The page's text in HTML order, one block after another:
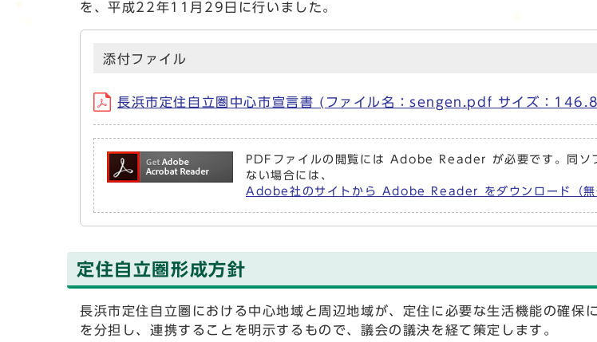
を、平成22年11月29日に行いました。
添付ファイル
長浜市定住自立圏中心市宣言書 (ファイル名：sengen.pdf サイズ：
PDFファイルの閲覧には Adobe Reader が必要です。同ソ
ない場合には、
Adobe社のサイトから Adobe Reader をダウンロード（無
定住自立圏形成方針
長浜市定住自立圏における中心地域と周辺地域が、定住に必要な生活機能の確保
を分担し、連携することを明示するもので、議会の議決を経て策定します。